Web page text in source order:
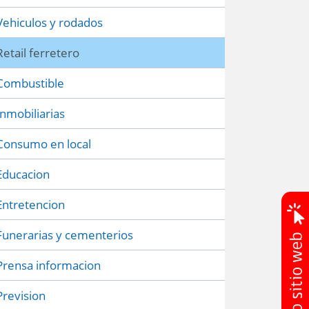
y rodados
ferretero
en local
y cementerios
informacion